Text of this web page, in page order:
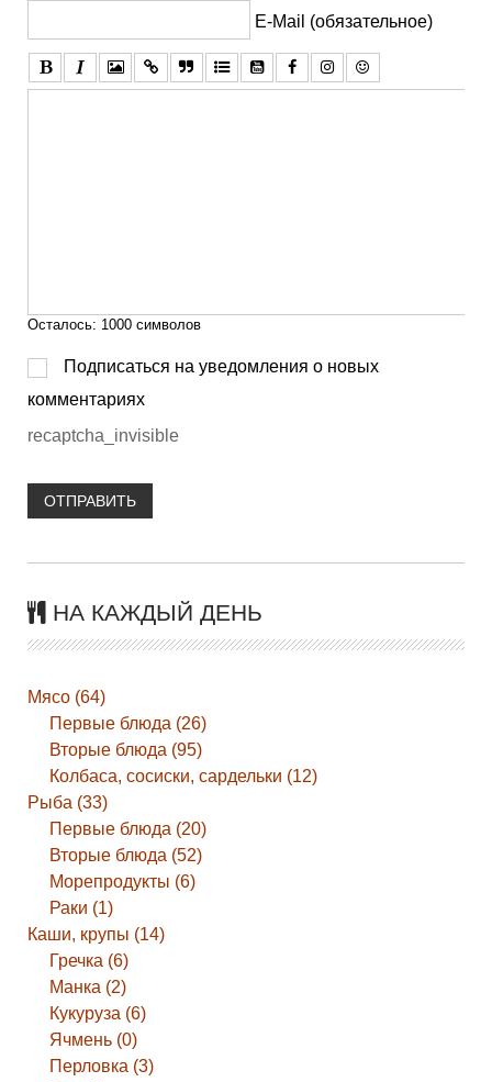
E-Mail (обязательное)
Осталось: 1000 символов
Подписаться на уведомления о новых
комментариях
recaptcha_invisible
ОТПРАВИТЬ
НА КАЖДЫЙ ДЕНЬ
Мясо (64)
Первые блюда (26)
Вторые блюда (95)
Колбаса, сосиски, сардельки (12)
Рыба (33)
Первые блюда (20)
Вторые блюда (52)
Морепродукты (6)
Раки (1)
Каши, крупы (14)
Гречка (6)
Манка (2)
Кукуруза (6)
Ячмень (0)
Перловка (3)